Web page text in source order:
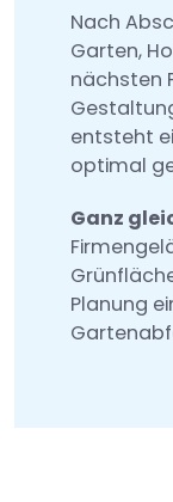
Nach
Garten,
nächsten
entsteht
optimal
Ganz
Planung